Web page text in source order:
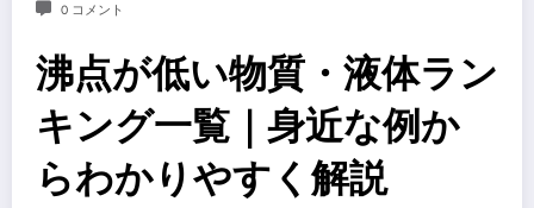
0 コメント
沸点が低い物質・液体ラン
キング一覧｜身近な例か
らわかりやすく解説